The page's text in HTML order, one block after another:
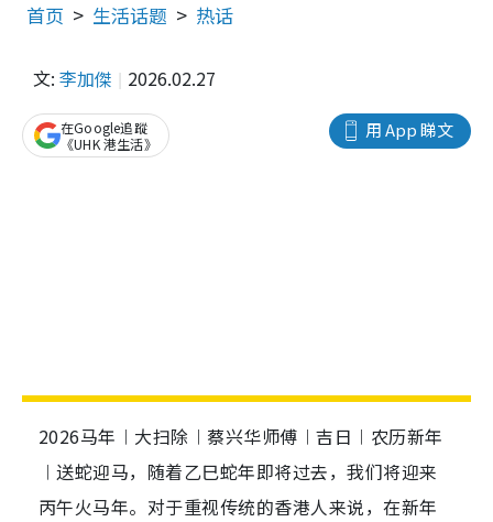
首页 生活话题 热话
文: 李加傑 2026.02.27
用 App 睇文
在Google追蹤
《UHK 港生活》
2026马年︱大扫除︱蔡兴华师傅︱吉日︱农历新年
︱送蛇迎马，随着乙巳蛇年即将过去，我们将迎来
丙午火马年。对于重视传统的香港人来说，在新年